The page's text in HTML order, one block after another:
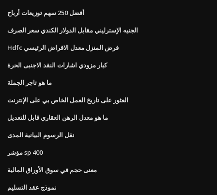
أفضل 250 سهم توزيعات أرباح
الجنيه الإسترليني مقابل الدولار الكندي سعر الصرف
Hdfc قرض المنزل معدل الاقراض الرئيسي
كبار مزودي اشارات النقد الاجنبى الحرة
ما هو تاجر الجملة
العثور على تاريخ العمل الخاص بي على الإنترنت
ما هو معدل الرهن العقاري قابل للتعديل
نقل الرسوم البيانية المدى
مؤشر sp 400
معنى حجم في سوق الأوراق المالية
نموذج عقد التسليم